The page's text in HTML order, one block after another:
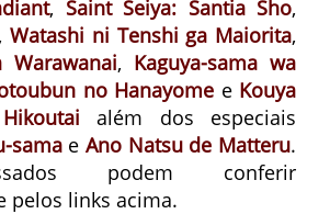
, Saint Seiya: Santia Sho,
,Watashi ni Tenshi ga Maiorita,
Warawanai, Kaguya-sama wa
no Hanayome e Kouya
além dos especiais
samaeAno Natsu de Matteru.
podem conferir
pelos links acima.